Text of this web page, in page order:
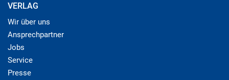
VERLAG
Wir über uns
Ansprechpartner
Jobs
Service
Presse